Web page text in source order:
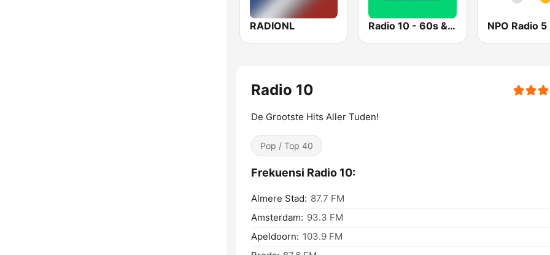
RADIONL Radio 10 - 60s & 70s Hits NPO Radio 5
Radio 10
De Grootste Hits Aller Tuden!
Pop / Top 40
Frekuensi Radio 10:
Almere Stad: 87.7 FM
Amsterdam: 93.3 FM
Apeldoorn: 103.9 FM